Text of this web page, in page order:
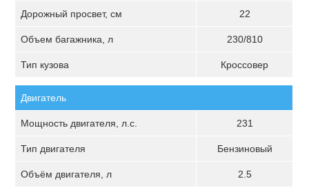
Дорожный просвет, см 22
Объем багажника, л 230/810
Тип кузова Кроссовер
Двигатель
Мощность двигателя, л.с. 231
Тип двигателя Бензиновый
Объём двигателя, л 2.5